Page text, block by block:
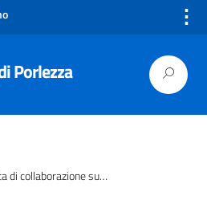
⋮
Porlezza
sull’amministrazione condivisa e servizio di cittadinanza attiva